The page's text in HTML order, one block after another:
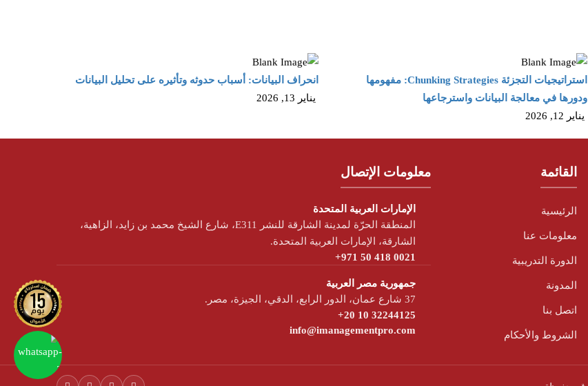
انحراف البيانات: أسباب حدوثه وتأثيره على تحليل البيانات
يناير 13, 2026
استراتيجيات التجزئة Chunking Strategies: مفهومها
ودورها في معالجة البيانات واسترجاعها
يناير 12, 2026
القائمة
الرئيسية
معلومات عنا
الدورة التدريبية
المدونة
اتصل بنا
الشروط والأحكام
معلومات الإتصال
الإمارات العربية المتحدة
المنطقة الحرّة لمدينة الشارقة للنشر E311، شارع الشيخ محمد بن زايد، الزاهية،
الشارقة، الإمارات العربية المتحدة.
+971 50 418 0021
جمهورية مصر العربية
37 شارع عمان، الدور الرابع، الدقي، الجيزة، مصر.
+20 10 32244125
info@imanagementpro.com